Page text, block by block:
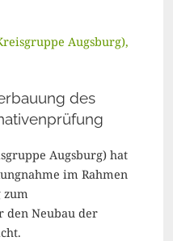
Augsburg),
des
Augsburg) hat
im Rahmen
den Neubau der